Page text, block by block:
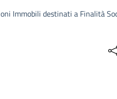
Immobili destinati a Finalità